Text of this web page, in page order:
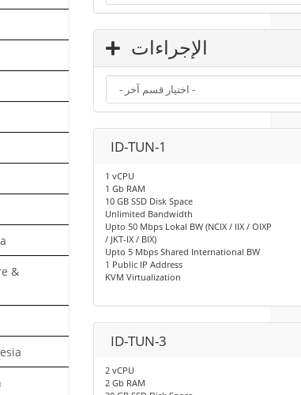
&
الإجراءات
ID-TUN-1
1 vCPU
1 Gb RAM
10 GB SSD Disk Space
Unlimited Bandwidth
Upto 50 Mbps Lokal BW (NCIX / IIX / OIXP
/ JKT-IX / BIX)
Upto 5 Mbps Shared International BW
1 Public IP Address
KVM Virtualization
ID-TUN-3
2 vCPU
2 Gb RAM